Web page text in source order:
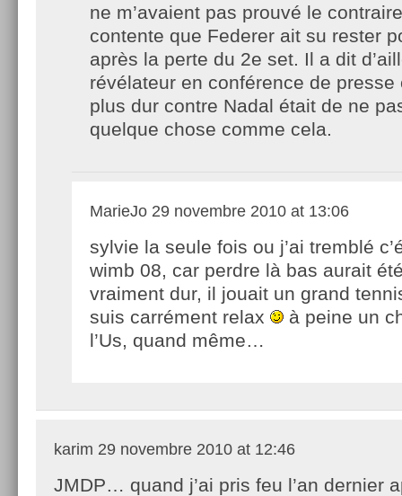
ne m’avaient pas prouvé le
contente que Federer ait su rester
après la perte du 2e set. Il a dit
révélateur en conférence de presse
plus dur contre Nadal était de ne
quelque chose comme cela.
MarieJo 29 novembre 2010 at 13:06
sylvie la seule fois ou j’ai tremblé
wimb 08, car perdre là bas aurait
vraiment dur, il jouait un grand
suis carrément relax
à peine un
l’Us, quand même…
karim 29 novembre 2010 at 12:46
JMDP… quand j’ai pris feu l’an dernier